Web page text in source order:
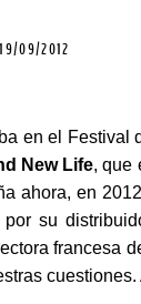
19/09/2012
en el Festival
New Life, que
ahora, en
su
francesa